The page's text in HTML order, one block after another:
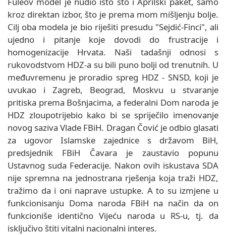
kroz direktan izbor, što je prema mom mišljenju bolje.
Cilj oba modela je bio riješiti presudu "Sejdić-Finci", ali
ujedno i pitanje koje dovodi do frustracije i
homogenizacije Hrvata. Naši tadašnji odnosi s
rukovodstvom HDZ-a su bili puno bolji od trenutnih. U
međuvremenu je proradio spreg HDZ - SNSD, koji je
uvukao i Zagreb, Beograd, Moskvu u stvaranje
pritiska prema Bošnjacima, a federalni Dom naroda je
HDZ zloupotrijebio kako bi se spriječilo imenovanje
novog saziva Vlade FBiH. Dragan Čović je odbio glasati
za ugovor Islamske zajednice s državom BiH,
predsjednik FBiH Čavara je zaustavio popunu
Ustavnog suda Federacije. Nakon ovih iskustava SDA
nije spremna na jednostrana rješenja koja traži HDZ,
tražimo da i oni naprave ustupke. A to su izmjene u
funkcionisanju Doma naroda FBiH na način da on
funkcioniše identično Vijeću naroda u RS-u, tj. da
isključivo štiti vitalni nacionalni interes.